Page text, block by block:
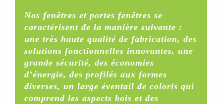
Nos fenêtres et portes fenêtres se
caractérisent de la manière suivante :
une très haute qualité de fabrication, des
solutions fonctionnelles innovantes, une
grande sécurité, des économies
d’énergie, des profilés aux formes
diverses, un large éventail de coloris qui
comprend les aspects bois et des